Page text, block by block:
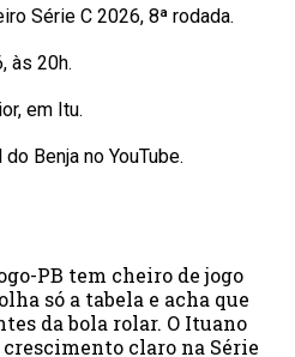
Série C 2026, 8ª rodada.
às 20h.
em Itu.
Benja no YouTube.
PB tem cheiro de jogo
só a tabela e acha que
da bola rolar. O Ituano
crescimento claro na Série